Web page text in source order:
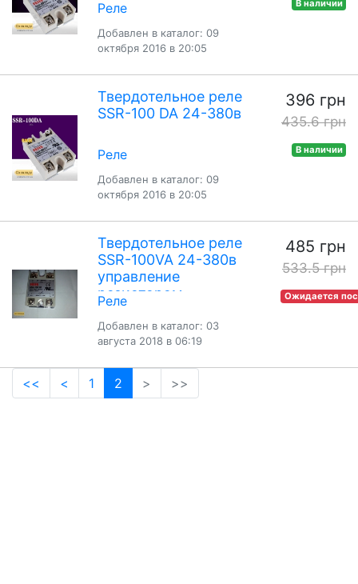
Реле
Добавлен в каталог: 09
октября 2016 в 20:05
В наличии
Твердотельное реле
SSR-100 DA 24-380в
Реле
Добавлен в каталог: 09
октября 2016 в 20:05
396 грн
435.6 грн
В наличии
Твердотельное реле
SSR-100VA 24-380в
управление
резистором
Реле
Добавлен в каталог: 03
августа 2018 в 06:19
485 грн
533.5 грн
Ожидается
<< < 1 2 (current)
> >>